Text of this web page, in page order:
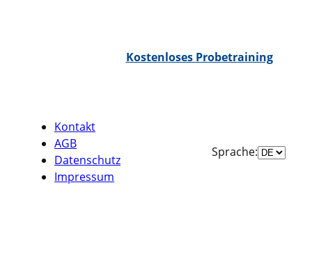
Kostenloses Probetraining
Kontakt
AGB
Datenschutz
Impressum
Sprache:Sprache